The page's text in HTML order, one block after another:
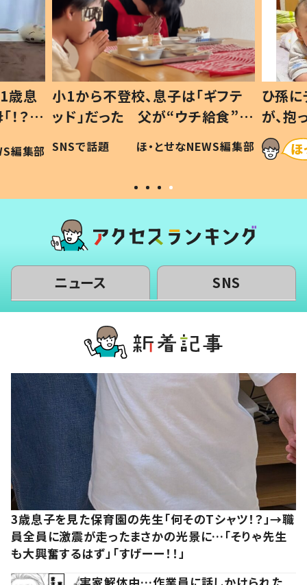
歳息
？」
編集部
小1から不登校、息子は「ギフテ
ッド」だった 父が“ウチ給食”を
作り続ける理由とは #令和の親
#令和の子
SNSで話題 ほ・とせなNEWS編集部
ひ孫
が、
「涙が
い」
ニュース SNS
3歳息子を見た保育園の先生「何そのTシャツ！？」→職
員全員に激震が走ったまさかの光景に…「そりゃ先生
も大興奮するはず」「すげーー！！」